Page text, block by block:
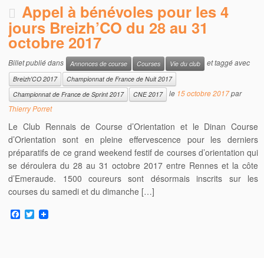
Appel à bénévoles pour les 4
jours Breizh’CO du 28 au 31
octobre 2017
Billet publié dans Annonces de course Courses Vie du club et taggé avec
Breizh'CO 2017
Championnat de France de Nuit 2017
Championnat de France de Sprint 2017
CNE 2017 le 15 octobre 2017par
Thierry Porret
Le Club Rennais de Course d’Orientation et le Dinan Course
d’Orientation sont en pleine effervescence pour les derniers
préparatifs de ce grand weekend festif de courses d’orientation qui
se déroulera du 28 au 31 octobre 2017 entre Rennes et la côte
d’Emeraude. 1500 coureurs sont désormais inscrits sur les
courses du samedi et du dimanche […]
F
a
T
w